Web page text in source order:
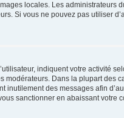
locales. Les
Si vous ne pouvez pas utiliser
indiquent votre activité
Dans la plupart des
inutilement des messages afin
sanctionner en abaissant votre